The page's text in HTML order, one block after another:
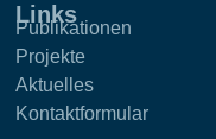
Links
Publikationen
Projekte
Aktuelles
Kontaktformular